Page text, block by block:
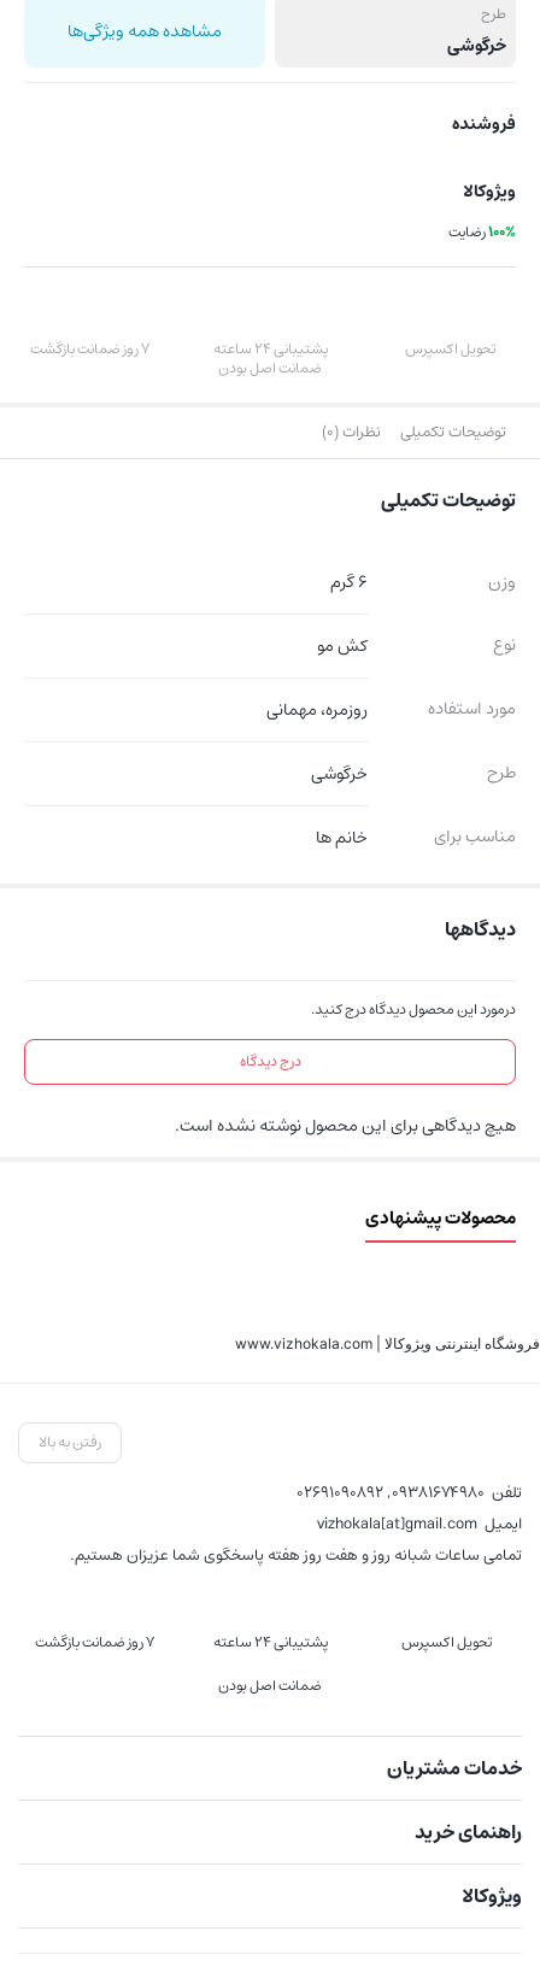
طرح
خرگوشی مشاهده همه ویژگی‌ها
فروشنده
ویژوکالا
100%رضایت
تحویل اکسپرس پشتیبانی 24 ساعته 7 روز ضمانت بازگشت
ضمانت اصل بودن
توضیحات تکمیلی نظرات (0)
توضیحات تکمیلی
وزن 6 گرم
نوع کش مو
مورد استفاده روزمره، مهمانی
طرح خرگوشی
مناسب برای خانم ها
دیدگاهها
درمورد این محصول دیدگاه درج کنید.
درج دیدگاه
هیچ دیدگاهی برای این محصول نوشته نشده است.
محصولات پیشنهادی
فروشگاه اینترنتی ویژوکالا | www.vizhokala.com
رفتن به بالا
تلفن 09381674980
,
02691090892
ایمیل vizhokala[at]gmail.com
تمامی ساعات شبانه روز و هفت روز هفته پاسخگوی شما عزیزان هستیم.
تحویل اکسپرس پشتیبانی 24 ساعته
7 روز ضمانت بازگشت
ضمانت اصل بودن
خدمات مشتریان
راهنمای خرید
ویژوکالا